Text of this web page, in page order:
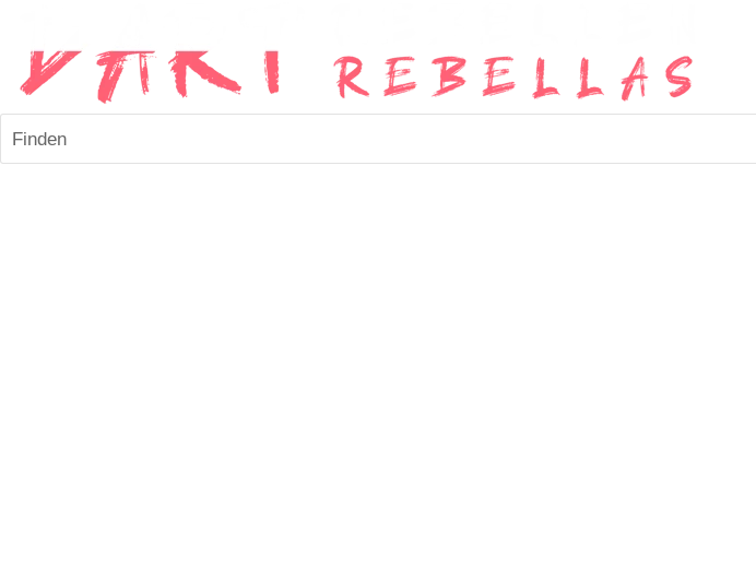
Finden